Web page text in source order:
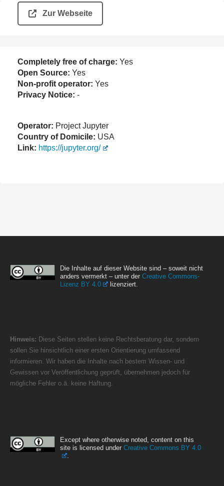
Zur Webseite
Completely free of charge: Yes
Open Source: Yes
Non-profit operator: Yes
Privacy Notice: -
Operator: Project Jupyter
Country of Domicile: USA
Link: https://jupyter.org/
Die Inhalte auf dieser Website sind – soweit nicht
anders vermerkt – unter der Creative Commons-
Lizenz BY 4.0
lizenziert.
Hinweis: Diese Seiten stellen keine Rechtsberatung dar, sondern
sollen Sie hinsichtlich einer ersten Orientierung umfassend
informieren. Wir haben die Inhalte nach bestem Wissen- und
Gewissen vor Veröffentlichung geprüft, übernehmen jedoch für
mögliche Fehler o.ä. keine Haftung.
Except where otherwise noted, content on this
site is licensed under Creative Commons BY 4.0
.